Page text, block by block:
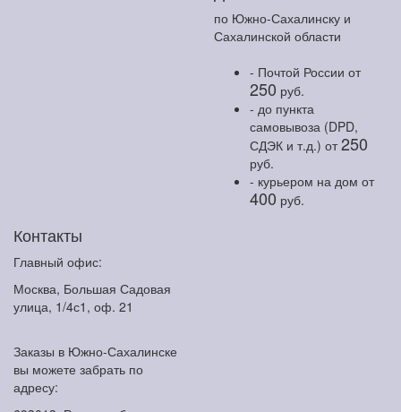
по Южно-Сахалинску и
Сахалинской области
- Почтой России от
250 руб.
- до пункта
самовывоза (DPD,
СДЭК и т.д.) от250
руб.
- курьером на дом от
400 руб.
Контакты
Главный офис:
Москва, Большая Садовая
улица, 1/4с1, оф. 21
Заказы в Южно-Сахалинске
вы можете забрать по
адресу: